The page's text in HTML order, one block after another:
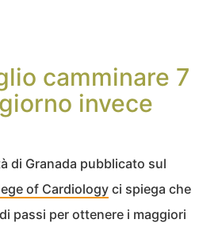
camminare 7
invece
di Granada pubblicato sul
of Cardiology ci spiega che
passi per ottenere i maggiori